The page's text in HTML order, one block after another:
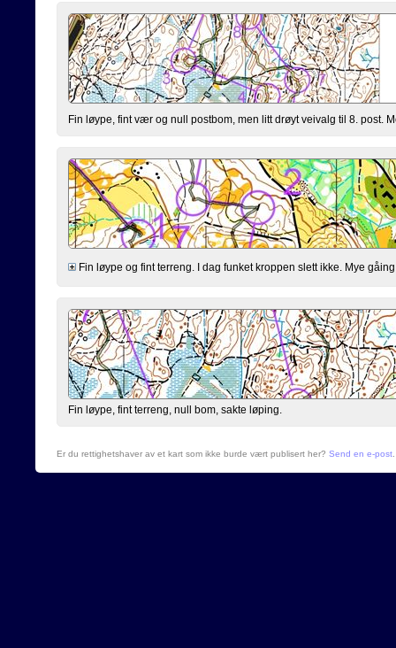
Fin løype, fint vær og null postbom, men litt drøyt veivalg til 8. post.
Fin løype og fint terreng. I dag funket kroppen slett ikke. Mye
Fin løype, fint terreng, null bom, sakte løping.
Er du rettighetshaver av et kart som ikke burde vært publisert her? Send en e-post